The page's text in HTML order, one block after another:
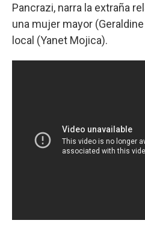
Pancrazi, narra la extraña
una mujer mayor
local (Yanet Mojica).